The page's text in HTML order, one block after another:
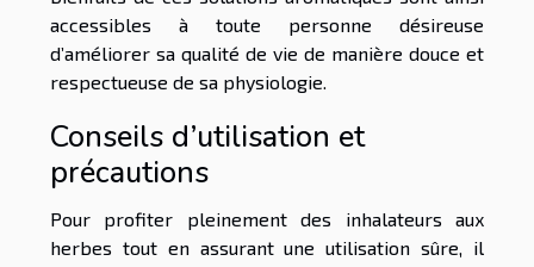
accessibles à toute personne désireuse
d’améliorer sa qualité de vie de manière douce et
respectueuse de sa physiologie.
Conseils d’utilisation et
précautions
Pour profiter pleinement des inhalateurs aux
herbes tout en assurant une utilisation sûre, il